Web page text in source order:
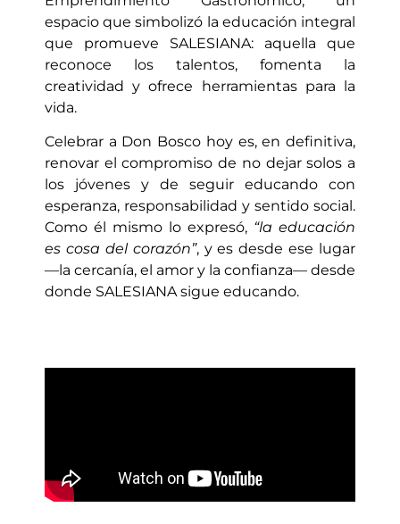
espacio que simbolizó la educación integral
que promueve SALESIANA: aquella que
reconoce los talentos, fomenta la
creatividad y ofrece herramientas para la
vida.
Celebrar a Don Bosco hoy es, en definitiva,
renovar el compromiso de no dejar solos a
los jóvenes y de seguir educando con
esperanza, responsabilidad y sentido social.
Como él mismo lo expresó, “la educación
es cosa del corazón”, y es desde ese lugar
—la cercanía, el amor y la confianza— desde
donde SALESIANA sigue educando.